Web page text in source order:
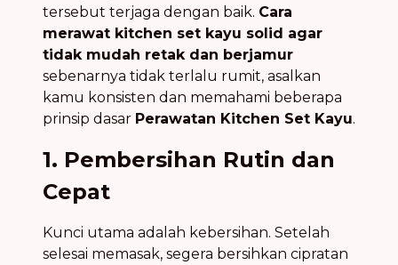
tersebut terjaga dengan baik. Cara
merawat kitchen set kayu solid agar
tidak mudah retak dan berjamur
sebenarnya tidak terlalu rumit, asalkan
kamu konsisten dan memahami beberapa
prinsip dasar Perawatan Kitchen Set Kayu.
1. Pembersihan Rutin dan
Cepat
Kunci utama adalah kebersihan. Setelah
selesai memasak, segera bersihkan cipratan